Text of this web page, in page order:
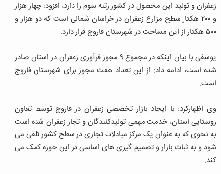
زعفران و تولید این محصول در کشور رتبه سوم را دارد، افزود: چهار هزار
و ۲۰۰ هکتار سطح مزارع زعفران در خراسان شمالی است که دو هزار و
۵۰۰ هکتار از این مساحت در شهرستان فاروج قرار دارد.
یوسفی با بیان اینکه در مجموع ۹ مجوز فرآوری زعفران در استان صادر
شده است، ادامه داد: از این تعداد هفت مجوز برای شهرستان فاروج
است.
وی اظهارکرد: با ایجاد بازار تخصصی زعفران در فاروج توسط تعاون
روستایی استان، خدمت مهمی تولیدکنندگان و تجار زعفران شده است
به نحوی که به عنوان یک مرکز مبادلات تجاری در سطح کشور تلقی می
شود و به ثبات بازار و تصمیم گیری های اساسی در این حوزه کمک می
کند.